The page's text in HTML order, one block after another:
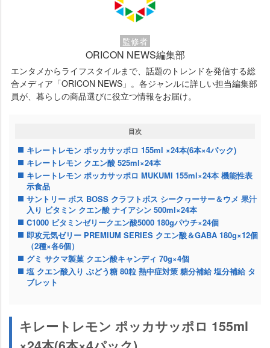
監修者
ORICON NEWS編集部
エンタメからライフスタイルまで、話題のトレンドを発信する総
合メディア「ORICON NEWS」。各ジャンルに詳しい担当編集部
員が、暮らしの商品選びに役立つ情報をお届け。
目次
キレートレモン ポッカサッポロ 155ml ×24本(6本×4パック)
キレートレモン クエン酸 525ml×24本
キレートレモン ポッカサッポロ MUKUMI 155ml×24本 機能性表
示食品
サントリー ボス BOSS クラフトボス シークヮーサー＆ウメ 果汁
入り ビタミン クエン酸 ナイアシン 500ml×24本
C1000 ビタミンゼリークエン酸5000 180gパウチ×24個
即攻元気ゼリー PREMIUM SERIES クエン酸＆GABA 180g×12個
（2種×各6個）
グミ サクマ製菓 クエン酸キャンディ 70g×4個
塩 クエン酸入り ぶどう糖 80粒 熱中症対策 糖分補給 塩分補給 タ
ブレット
キレートレモン ポッカサッポロ 155ml